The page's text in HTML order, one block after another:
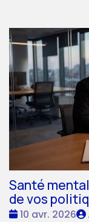
Santé
de vos
Date
10 avr. 2026